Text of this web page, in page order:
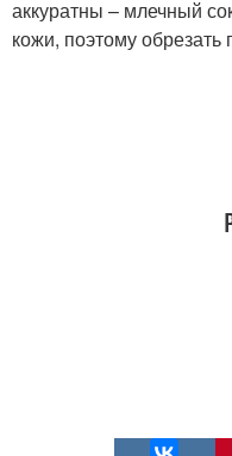
аккуратны – млечный
кожи, поэтому обрезать